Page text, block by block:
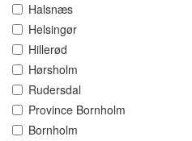
Halsnæs
Helsingør
Hillerød
Hørsholm
Rudersdal
Province Bornholm
Bornholm